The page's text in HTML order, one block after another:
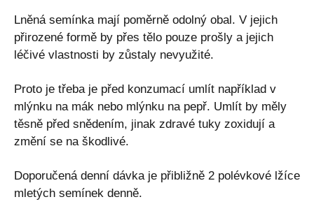
Lněná semínka mají poměrně odolný obal. V jejich
přirozené formě by přes tělo pouze prošly a jejich
léčivé vlastnosti by zůstaly nevyužité.
Proto je třeba je před konzumací umlít například v
mlýnku na mák nebo mlýnku na pepř. Umlít by měly
těsně před snědením, jinak zdravé tuky zoxidují a
změní se na škodlivé.
Doporučená denní dávka je přibližně 2 polévkové lžíce
mletých semínek denně.